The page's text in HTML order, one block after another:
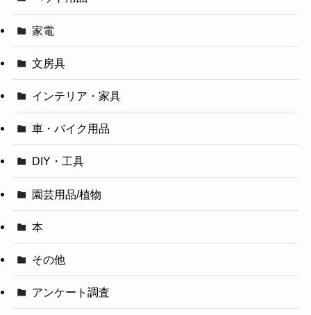
家電
文房具
インテリア・家具
車・バイク用品
DIY・工具
園芸用品/植物
本
その他
アンケート調査